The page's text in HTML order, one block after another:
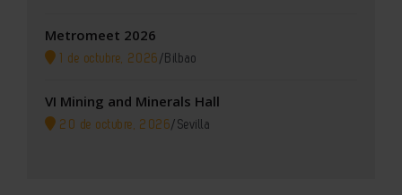
Metromeet 2026
1 de octubre, 2026 / Bilbao
VI Mining and Minerals Hall
20 de octubre, 2026/ Sevilla